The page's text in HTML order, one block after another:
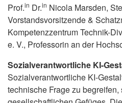
Prof.in Dr.in Nicola Marsden,
Vorstandsvorsitzende &
Kompetenzzentrum Technik-
e. V., Professorin an der
Sozialverantwortliche KI-
Sozialverantwortliche KI-
technische Frage zu